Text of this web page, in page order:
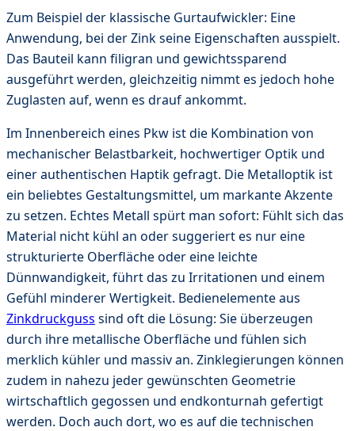
Zum Beispiel der klassische Gurtaufwickler: Eine
Anwendung, bei der Zink seine Eigenschaften ausspielt.
Das Bauteil kann filigran und gewichtssparend
ausgeführt werden, gleichzeitig nimmt es jedoch hohe
Zuglasten auf, wenn es drauf ankommt.
Im Innenbereich eines Pkw ist die Kombination von
mechanischer Belastbarkeit, hochwertiger Optik und
einer authentischen Haptik gefragt. Die Metalloptik ist
ein beliebtes Gestaltungsmittel, um markante Akzente
zu setzen. Echtes Metall spürt man sofort: Fühlt sich das
Material nicht kühl an oder suggeriert es nur eine
strukturierte Oberfläche oder eine leichte
Dünnwandigkeit, führt das zu Irritationen und einem
Gefühl minderer Wertigkeit. Bedienelemente aus
Zinkdruckguss sind oft die Lösung: Sie überzeugen
durch ihre metallische Oberfläche und fühlen sich
merklich kühler und massiv an. Zinklegierungen können
zudem in nahezu jeder gewünschten Geometrie
wirtschaftlich gegossen und endkonturnah gefertigt
werden. Doch auch dort, wo es auf die technischen